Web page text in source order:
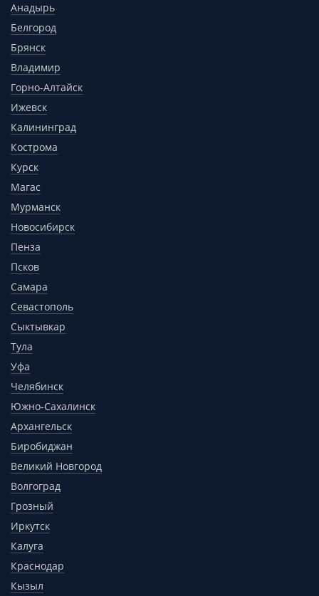
Анадырь
Белгород
Брянск
Владимир
Горно-Алтайск
Ижевск
Калининград
Кострома
Курск
Магас
Мурманск
Новосибирск
Пенза
Псков
Самара
Севастополь
Сыктывкар
Тула
Уфа
Челябинск
Южно-Сахалинск
Архангельск
Биробиджан
Великий Новгород
Волгоград
Грозный
Иркутск
Калуга
Краснодар
Кызыл